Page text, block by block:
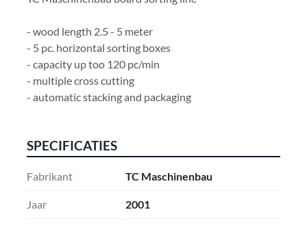
- wood length 2.5 - 5 meter
- 5 pc. horizontal sorting boxes
- capacity up too 120 pc/min
- multiple cross cutting
- automatic stacking and packaging
SPECIFICATIES
Fabrikant TC Maschinenbau
Jaar 2001